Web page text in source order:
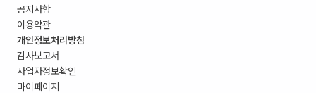
공지사항
이용약관
개인정보처리방침
감사보고서
사업자정보확인
마이페이지